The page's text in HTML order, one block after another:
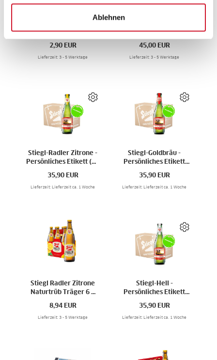
Ablehnen
Stiegl Biersenf Haas
(200g)
2,90 EUR
Lieferzeit: 3 - 5 Werktage
Wildshut Bio Edelbrand
0,35l
45,00 EUR
Lieferzeit: 3 - 5 Werktage
Stiegl-Radler Zitrone -
Persönliches Etikett (20
35,90 EUR
Lieferzeit: Lieferzeit ca. 1 Woche
Stiegl-Goldbräu -
Persönliches Etikett
35,90 EUR
Lieferzeit: Lieferzeit ca. 1 Woche
Stiegl Radler Zitrone
Naturtrüb Träger 6 x
8,94 EUR
Lieferzeit: 3 - 5 Werktage
Stiegl-Hell -
Persönliches Etikett
35,90 EUR
Lieferzeit: Lieferzeit ca. 1 Woche